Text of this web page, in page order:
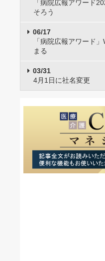
「病院広報アワード
そろう
06/17
「病院広報アワード
まる
03/31
4月1日に社名変更